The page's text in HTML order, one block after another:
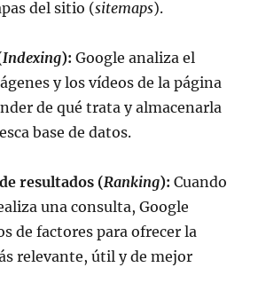
del sitio (sitemaps).
Indexing): Google analiza el
y los vídeos de la página
de qué trata y almacenarla
base de datos.
resultados (Ranking): Cuando
una consulta, Google
de factores para ofrecer la
relevante, útil y de mejor